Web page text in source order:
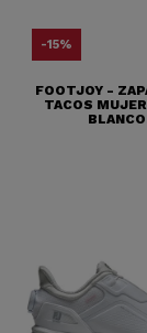
-15%
FOOTJOY -
TACOS